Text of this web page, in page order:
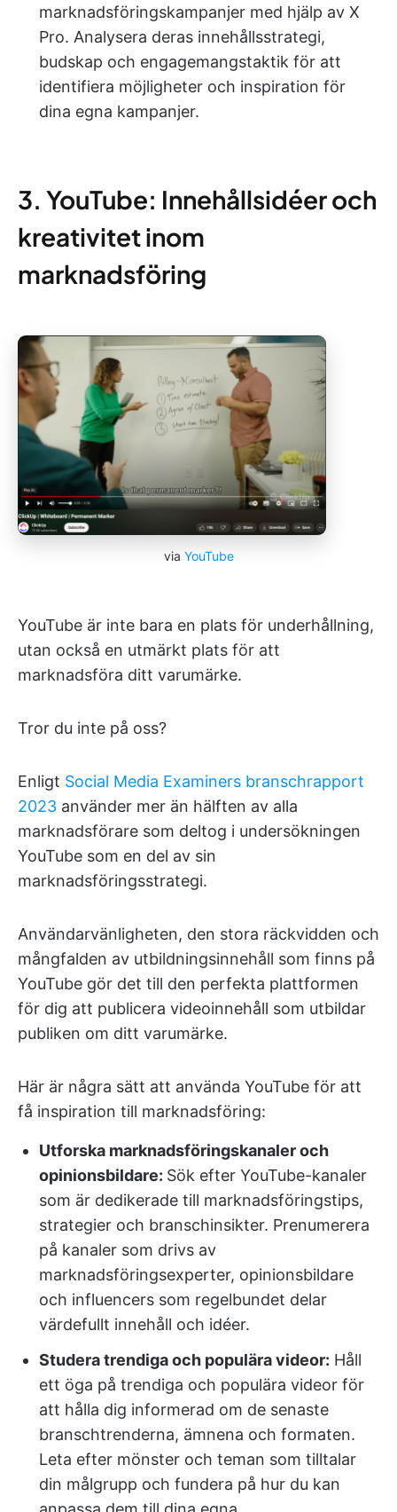
marknadsföringskampanjer med hjälp av X
Pro. Analysera deras innehållsstrategi,
budskap och engagemangstaktik för att
identifiera möjligheter och inspiration för
dina egna kampanjer.
3. YouTube: Innehållsidéer och
kreativitet inom
marknadsföring
via YouTube
YouTube är inte bara en plats för underhållning,
utan också en utmärkt plats för att
marknadsföra ditt varumärke.
Tror du inte på oss?
Enligt Social Media Examiners branschrapport
2023 använder mer än hälften av alla
marknadsförare som deltog i undersökningen
YouTube som en del av sin
marknadsföringsstrategi.
Användarvänligheten, den stora räckvidden och
mångfalden av utbildningsinnehåll som finns på
YouTube gör det till den perfekta plattformen
för dig att publicera videoinnehåll som utbildar
publiken om ditt varumärke.
Här är några sätt att använda YouTube för att
få inspiration till marknadsföring:
Utforska marknadsföringskanaler och
opinionsbildare: Sök efter YouTube-kanaler
som är dedikerade till marknadsföringstips,
strategier och branschinsikter. Prenumerera
på kanaler som drivs av
marknadsföringsexperter, opinionsbildare
och influencers som regelbundet delar
värdefullt innehåll och idéer.
Studera trendiga och populära videor: Håll
ett öga på trendiga och populära videor för
att hålla dig informerad om de senaste
branschtrenderna, ämnena och formaten.
Leta efter mönster och teman som tilltalar
din målgrupp och fundera på hur du kan